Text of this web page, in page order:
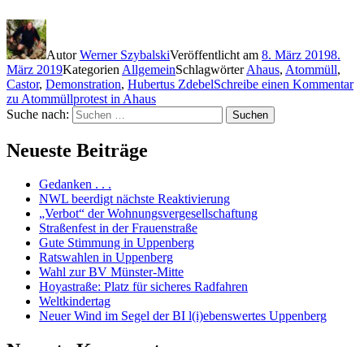
AutorWerner SzybalskiVeröffentlicht am 8. März 20198.
März 2019Kategorien AllgemeinSchlagwörterAhaus, Atommüll,
Castor, Demonstration, Hubertus ZdebelSchreibe einen Kommentar
zu Atommüllprotest in Ahaus
Suche nach:
Suchen
Neueste Beiträge
Gedanken . . .
NWL beerdigt nächste Reaktivierung
„Verbot“ der Wohnungsvergesellschaftung
Straßenfest in der Frauenstraße
Gute Stimmung in Uppenberg
Ratswahlen in Uppenberg
Wahl zur BV Münster-Mitte
Hoyastraße: Platz für sicheres Radfahren
Weltkindertag
Neuer Wind im Segel der BI l(i)ebenswertes Uppenberg